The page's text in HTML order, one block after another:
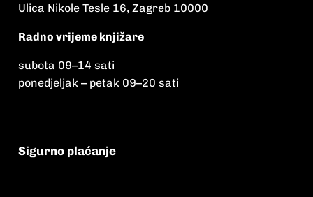
Ulica Nikole Tesle 16, Zagreb 10000
Radno vrijeme knjižare
subota 09–14 sati
ponedjeljak – petak 09–20 sati
Sigurno plaćanje